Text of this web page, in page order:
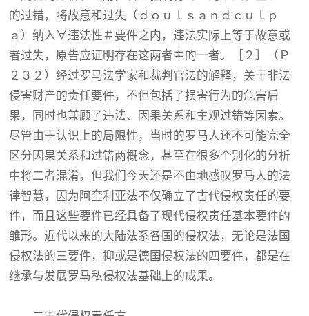
的过错，将故意和过失（ｄｏｕｌｓａｎｄｃｕｌｐ
ａ）纳入∀违法性＃要件之内，违法实际上等于故意或
者过失，原告应证明存在这两者中的一者。［２］（Ｐ
２３２）经过罗马法学家和裁判官法的解释，关于非法
侵害财产的责任要件，不但包括了损害行为的危害后
果，同时也兼顾了违法、因果关系和主观过错等因素。
尽管由于认识上的局限性，当时的罗马人还不可能完全
区分因果关系和过错两概念，甚至在很多个别化的分析
中将二者混淆，但我们今天还是不由地感叹罗马人的法
律智慧，因为阿奎利亚法不仅确立了古代侵权责任的要
件，而且这些要件已经具备了现代侵权责任基本要件的
雏形。近代以来的大陆法系各国的侵权法，无论是法国
侵权法的三要件，抑或是德国侵权法的四要件，都是在
继承与发展罗马私侵权法基础上的成果。